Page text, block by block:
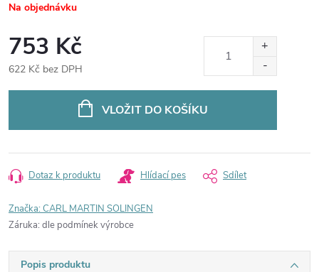
Na objednávku
753 Kč
622 Kč bez DPH
VLOŽIT DO KOŠÍKU
Dotaz k produktu Hlídací pes Sdílet
Značka:CARL MARTIN SOLINGEN
Záruka: dle podmínek výrobce
Popis produktu